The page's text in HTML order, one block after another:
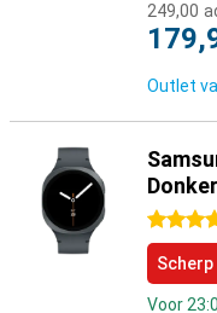
249,00
Outlet
4.5
Scherp
Voor